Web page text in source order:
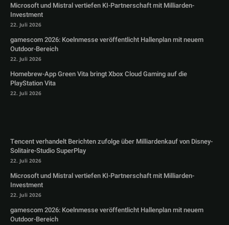
Microsoft und Mistral vertiefen KI-Partnerschaft mit Milliarden-
Investment
22. Juli 2026
gamescom 2026: Koelnmesse veröffentlicht Hallenplan mit neuem
Outdoor-Bereich
22. Juli 2026
Homebrew-App Green Vita bringt Xbox Cloud Gaming auf die
PlayStation Vita
22. Juli 2026
Tencent verhandelt Berichten zufolge über Milliardenkauf von Disney-
Solitaire-Studio SuperPlay
22. Juli 2026
Microsoft und Mistral vertiefen KI-Partnerschaft mit Milliarden-
Investment
22. Juli 2026
gamescom 2026: Koelnmesse veröffentlicht Hallenplan mit neuem
Outdoor-Bereich